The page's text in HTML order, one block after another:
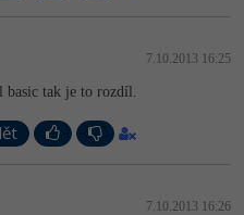
7.10.2013 16:25
basic tak je to rozdíl.
7.10.2013 16:26